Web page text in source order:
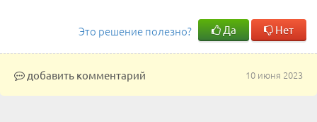
Это решение полезно? Да Нет
10 июня 2023
добавить комментарий